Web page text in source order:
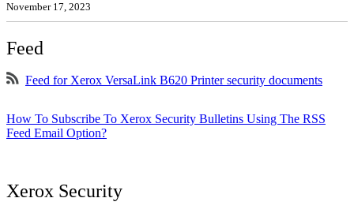
November 17, 2023
Feed
Feed for Xerox VersaLink B620 Printer security documents
How To Subscribe To Xerox Security Bulletins Using The RSS
Feed Email Option?
Xerox Security